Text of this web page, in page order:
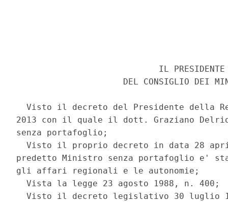
IL
DEL CONSIGLIO DEI
Visto il decreto del Presidente della
2013 con il quale il dott. Graziano
senza portafoglio;
Visto il proprio decreto in data 28
predetto Ministro senza portafoglio e'
gli affari regionali e le autonomie;
  Vista la legge 23 agosto 1988, n. 400;
Visto il decreto legislativo 30 luglio